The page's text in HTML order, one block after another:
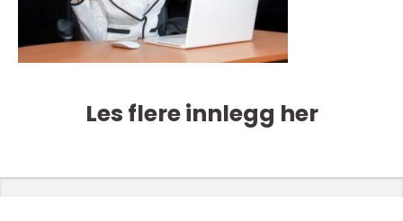
Les flere innlegg her